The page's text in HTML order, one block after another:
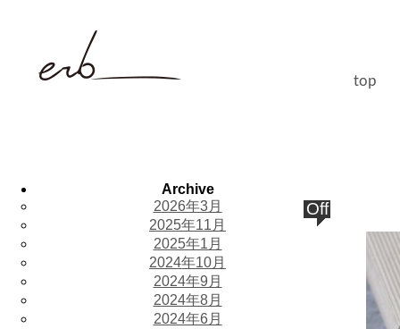
top
Off
Archive
2026年3月
2025年11月
2025年1月
2024年10月
2024年9月
2024年8月
2024年6月